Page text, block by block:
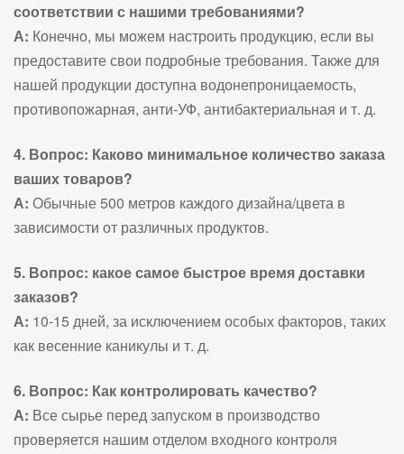
соответствии с нашими требованиями?
А: Конечно, мы можем настроить продукцию, если вы
предоставите свои подробные требования. Также для
нашей продукции доступна водонепроницаемость,
противопожарная, анти-УФ, антибактериальная и т. д.
4. Вопрос: Каково минимальное количество заказа
ваших товаров?
А: Обычные 500 метров каждого дизайна/цвета в
зависимости от различных продуктов.
5. Вопрос: какое самое быстрое время доставки
заказов?
А: 10-15 дней, за исключением особых факторов, таких
как весенние каникулы и т. д.
6. Вопрос: Как контролировать качество?
А: Все сырье перед запуском в производство
проверяется нашим отделом входного контроля